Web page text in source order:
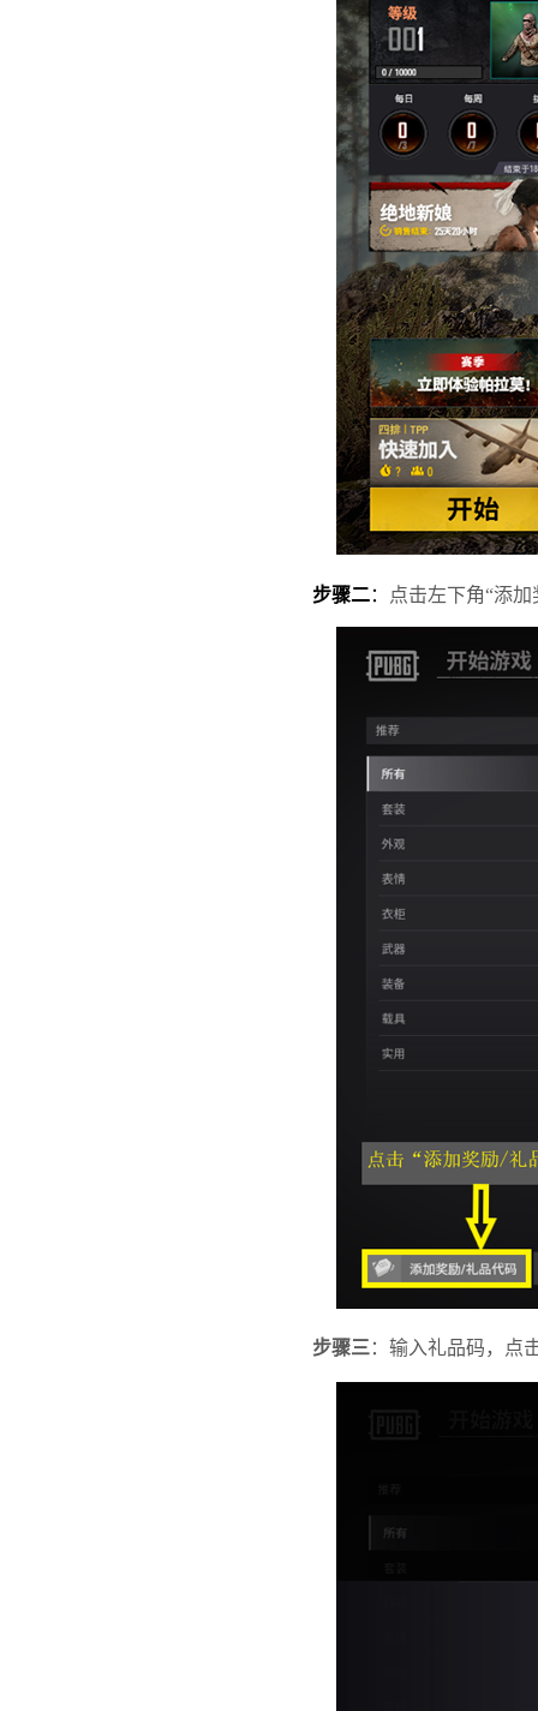
步骤二： 点击左下角“添
步骤三：输入礼品码，点